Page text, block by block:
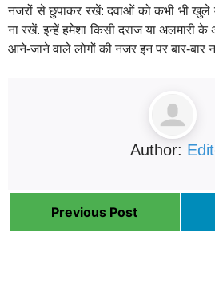
नजरों से छुपाकर रखें: दवाओं को कभी भी
ना रखें. इन्हें हमेशा किसी दराज या अलमारी
आने-जाने वाले लोगों की नजर इन पर बार-बार
Author:
Previous Post